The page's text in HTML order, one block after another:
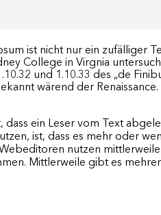
ist nicht nur ein zufälliger
College in Virgnia
und 1.10.33 des „de
wärend der
dass ein Leser vom Text
ist, dass es mehr oder
nutzen
Mittlerweile gibt es